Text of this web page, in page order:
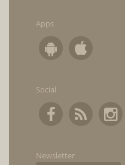
Apps
Social
Newsletter